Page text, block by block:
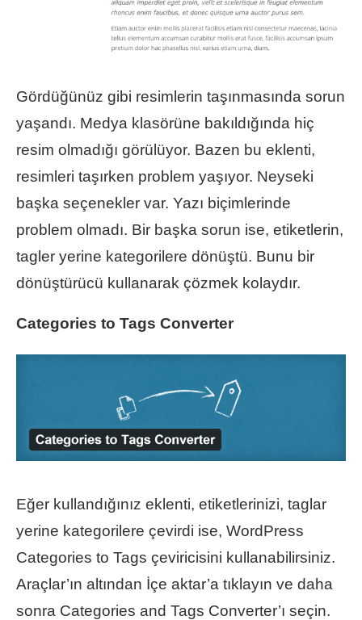
Gördüğünüz gibi resimlerin taşınmasında sorun
yaşandı. Medya klasörüne bakıldığında hiç
resim olmadığı görülüyor. Bazen bu eklenti,
resimleri taşırken problem yaşıyor. Neyseki
başka seçenekler var. Yazı biçimlerinde
problem olmadı. Bir başka sorun ise, etiketlerin,
tagler yerine kategorilere dönüştü. Bunu bir
dönüştürücü kullanarak çözmek kolaydır.
Categories to Tags Converter
Eğer kullandığınız eklenti, etiketlerinizi, taglar
yerine kategorilere çevirdi ise, WordPress
Categories to Tags çeviricisini kullanabilirsiniz.
Araçlar’ın altından İçe aktar’a tıklayın ve daha
sonra Categories and Tags Converter’ı seçin.